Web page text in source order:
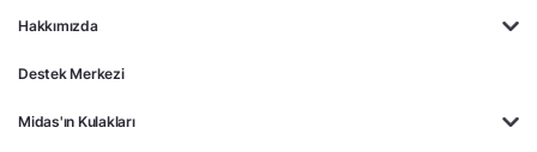
Hakkımızda
Destek Merkezi
Midas'ın Kulakları